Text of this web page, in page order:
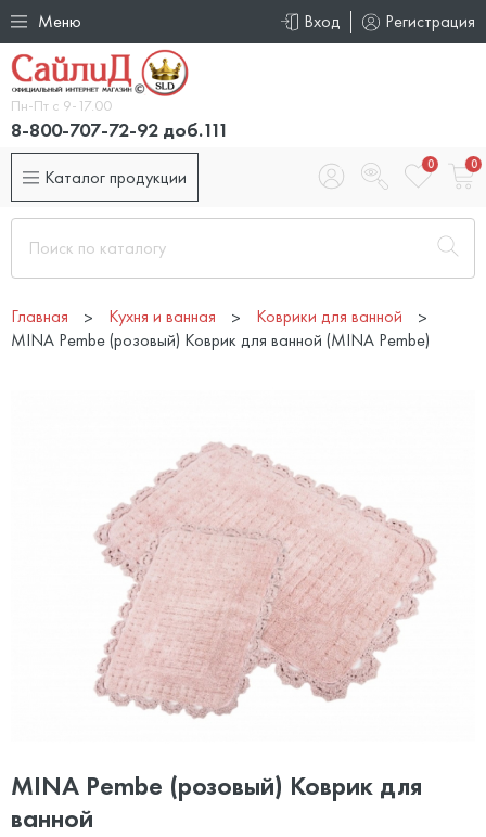
Меню Вход Регистрация
Пн-Пт с 9-17.00
8-800-707-72-92 доб.111
Каталог продукции
0 0
Главная Кухня и ванная
Коврики для ванной
MINA Pembe (розовый) Коврик для ванной (MINA Pembe)
MINA Pembe (розовый) Коврик для
ванной